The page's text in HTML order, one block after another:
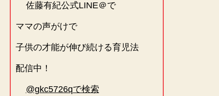
佐藤有紀公式LINE＠で
ママの声がけで
子供の才能が伸び続ける育児法
配信中！
@gkc5726qで検索